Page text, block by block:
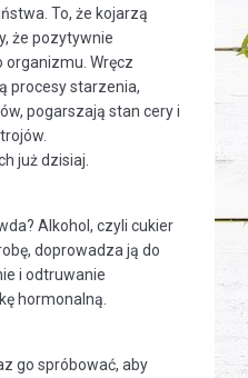
To, że kojarzą
że pozytywnie
organizmu. Wręcz
procesy starzenia,
pogarszają stan cery i
już dzisiaj.
Alkohol, czyli cukier
doprowadza ją do
i odtruwanie
hormonalną.
go spróbować, aby